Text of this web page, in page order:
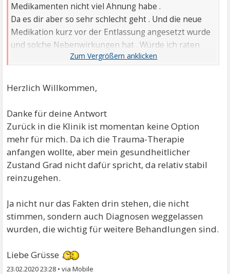
Medikamenten nicht viel Ahnung habe .
Da es dir aber so sehr schlecht geht . Und die neue
Medikation kurz vor der Entlassung angesetzt wurde
und solche Nebenwirkungen hat . Würde ich raten
zurück in die Klinik zu gehen .
die dir helfen Könnten . Und wenn in deinem
das geändert werden .
Nun ich hoffe du findest hier einen Herzlichen
Austausch !
LG Djamila
Herzlich Willkommen,
Danke für deine Antwort
Zurück in die Klinik ist momentan keine Option
mehr für mich. Da ich die Trauma-Therapie
anfangen wollte, aber mein gesundheitlicher
Zustand Grad nicht dafür spricht, da relativ stabil
reinzugehen.
Ja nicht nur das Fakten drin stehen, die nicht
stimmen, sondern auch Diagnosen weggelassen
wurden, die wichtig für weitere Behandlungen sind.
Liebe Grüsse
23.02.2020 23:28 •